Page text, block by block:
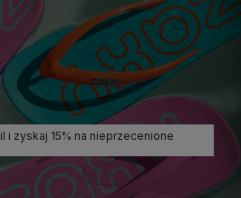
i zyskaj 15% na nieprzecenione